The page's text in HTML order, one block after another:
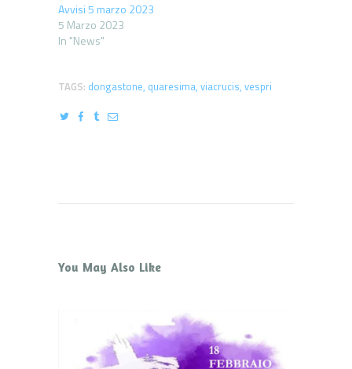
Avvisi 5 marzo 2023
5 Marzo 2023
In "News"
TAGS: dongastone, quaresima, viacrucis, vespri
You May Also Like